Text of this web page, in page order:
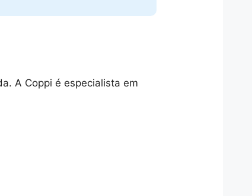
A Coppi é especialista em